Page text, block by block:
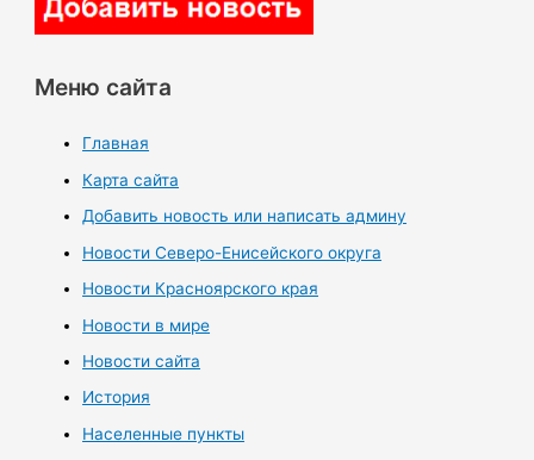
Меню сайта
Главная
Карта сайта
Добавить новость или написать админу
Новости Северо-Енисейского округа
Новости Красноярского края
Новости в мире
Новости сайта
История
Населенные пункты